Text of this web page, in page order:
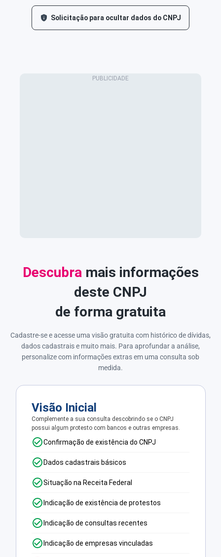
Solicitação para ocultar dados do CNPJ
Descubra mais informações
deste CNPJ
de forma gratuita
Cadastre-se e acesse uma visão gratuita com histórico de dívidas,
dados cadastrais e muito mais. Para aprofundar a análise,
personalize com informações extras em uma consulta sob
medida.
Visão Inicial
Complemente a sua consulta descobrindo se o CNPJ
possui algum protesto com bancos e outras empresas.
Confirmação de existência do CNPJ
Dados cadastrais básicos
Situação na Receita Federal
Indicação de existência de protestos
Indicação de consultas recentes
Indicação de empresas vinculadas